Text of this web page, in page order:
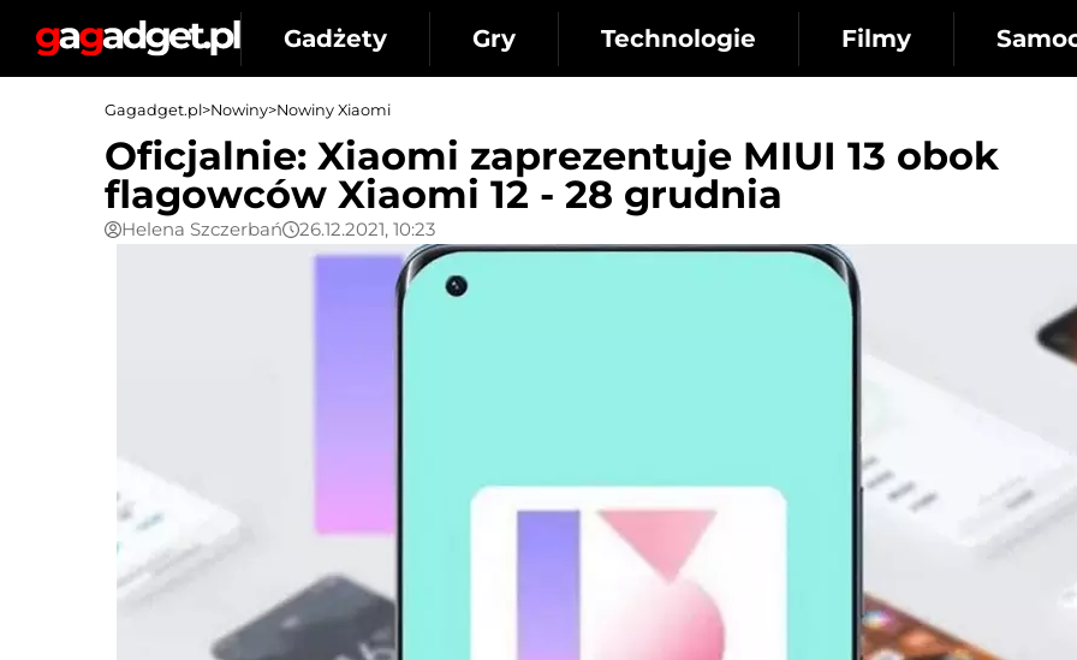
Gadżety Gry Technologie Filmy
Gagadget.pl>Nowiny>Nowiny Xiaomi
Oficjalnie: Xiaomi zaprezentuje MIUI 13 obok
flagowców Xiaomi 12 - 28 grudnia
Helena Szczerbań 26.12.2021, 10:23